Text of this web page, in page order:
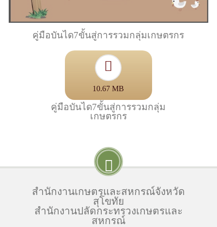
คู่มือบันได7ขั้นสู่การรวมกลุ่มเกษตรกร
10.67 MB
คู่มือบันได7ขั้นสู่การรวมกลุ่ม
เกษตรกร
สำนักงานเกษตรและสหกรณ์จังหวัด
สุโขทัย
สำนักงานปลัดกระทรวงเกษตรและ
สหกรณ์